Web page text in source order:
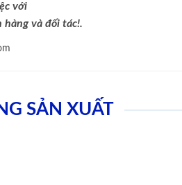
với
hàng và đối tác!.
SẢN XUẤT